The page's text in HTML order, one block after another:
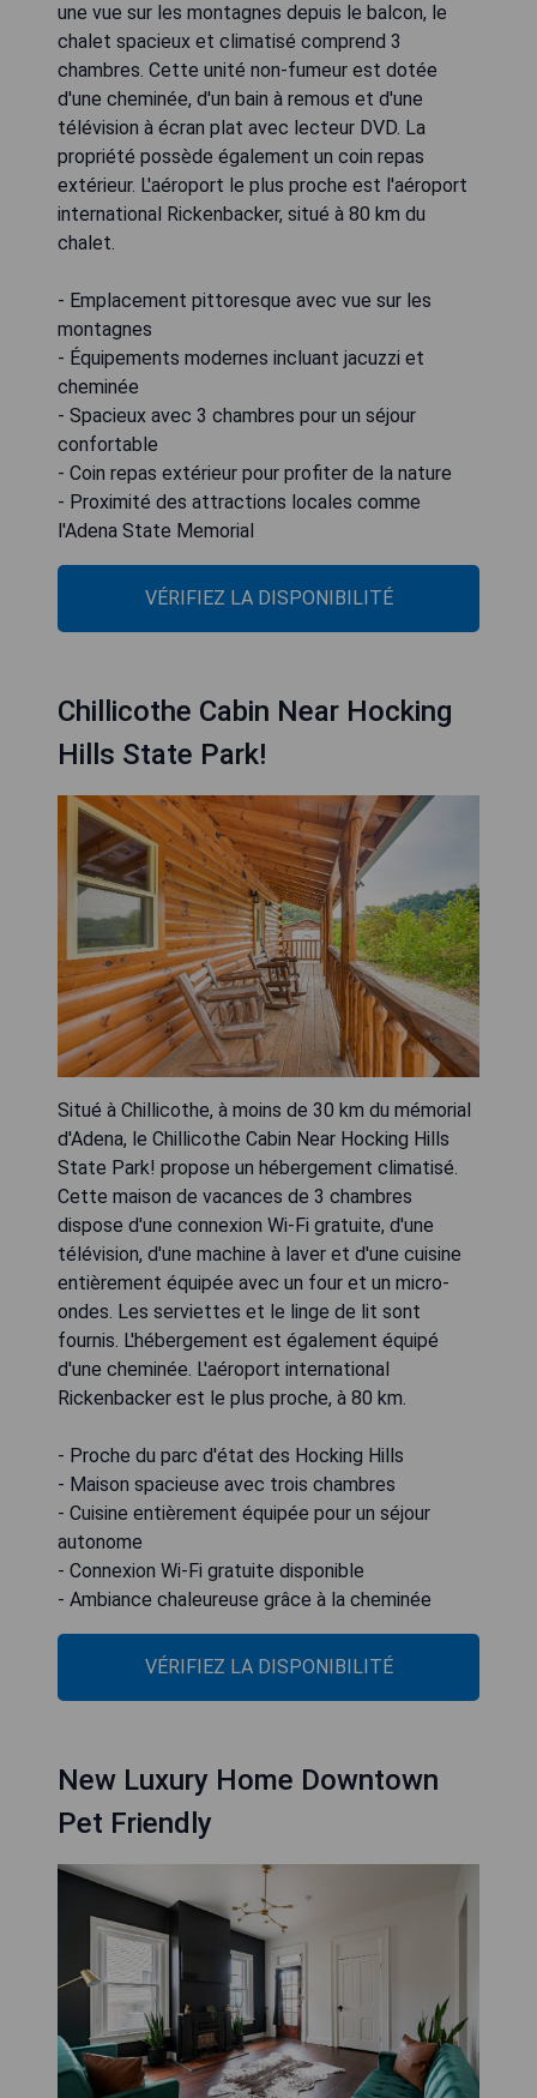
une vue sur les montagnes depuis le balcon, le
chalet spacieux et climatisé comprend 3
chambres. Cette unité non-fumeur est dotée
d'une cheminée, d'un bain à remous et d'une
télévision à écran plat avec lecteur DVD. La
propriété possède également un coin repas
extérieur. L'aéroport le plus proche est l'aéroport
international Rickenbacker, situé à 80 km du
chalet.
- Emplacement pittoresque avec vue sur les
montagnes
- Équipements modernes incluant jacuzzi et
cheminée
- Spacieux avec 3 chambres pour un séjour
confortable
- Coin repas extérieur pour profiter de la nature
- Proximité des attractions locales comme
l'Adena State Memorial
VÉRIFIEZ LA DISPONIBILITÉ
Chillicothe Cabin Near Hocking
Hills State Park!
Situé à Chillicothe, à moins de 30 km du mémorial
d'Adena, le Chillicothe Cabin Near Hocking Hills
State Park! propose un hébergement climatisé.
Cette maison de vacances de 3 chambres
dispose d'une connexion Wi-Fi gratuite, d'une
télévision, d'une machine à laver et d'une cuisine
entièrement équipée avec un four et un micro-
ondes. Les serviettes et le linge de lit sont
fournis. L'hébergement est également équipé
d'une cheminée. L'aéroport international
Rickenbacker est le plus proche, à 80 km.
- Proche du parc d'état des Hocking Hills
- Maison spacieuse avec trois chambres
- Cuisine entièrement équipée pour un séjour
autonome
- Connexion Wi-Fi gratuite disponible
- Ambiance chaleureuse grâce à la cheminée
VÉRIFIEZ LA DISPONIBILITÉ
New Luxury Home Downtown
Pet Friendly